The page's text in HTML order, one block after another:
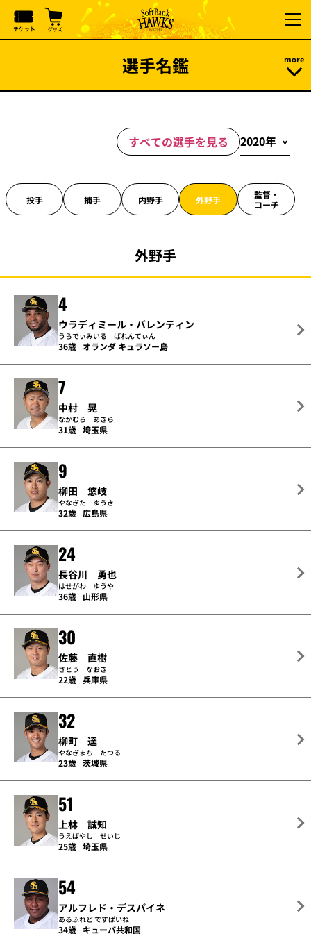
選手名鑑
すべての選手を見る
投手 捕手 内野手 外野手
監督・
コーチ
外野手
4
ウラディミール・バレンティン
うらでぃみいる ばれんてぃん
36歳 オランダ キュラソー島
7
中村 晃
なかむら あきら
31歳 埼玉県
9
柳田 悠岐
やなぎた ゆうき
32歳 広島県
24
長谷川 勇也
はせがわ ゆうや
36歳 山形県
30
佐藤 直樹
さとう なおき
22歳 兵庫県
32
柳町 達
やなぎまち たつる
23歳 茨城県
51
上林 誠知
うえばやし せいじ
25歳 埼玉県
54
アルフレド・デスパイネ
あるふれど ですぱいね
34歳 キューバ共和国